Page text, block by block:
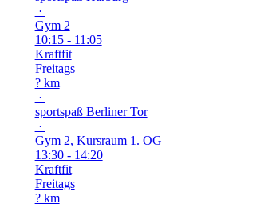
·
Gym 2
10:15 - 11:05
Kraftfit
Freitags
? km
·
sportspaß Berliner Tor
·
Gym 2, Kursraum 1. OG
13:30 - 14:20
Kraftfit
Freitags
? km